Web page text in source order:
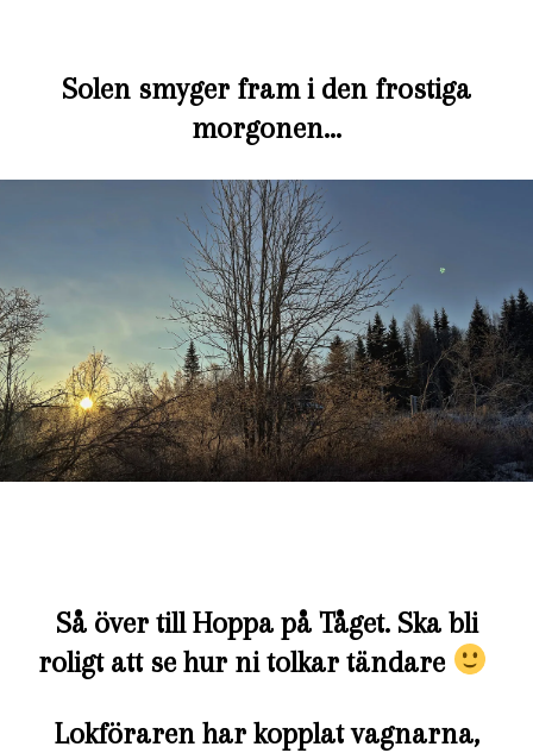
Solen smyger fram i den frostiga
morgonen…
Så över till Hoppa på Tåget. Ska bli
roligt att se hur ni tolkar tändare
Lokföraren har kopplat vagnarna,